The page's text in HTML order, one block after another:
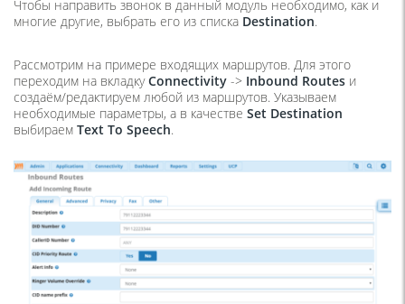
Чтобы направить звонок в данный модуль необходимо, как и
многие другие, выбрать его из списка Destination.
Рассмотрим на примере входящих маршрутов. Для этого
переходим на вкладкуConnectivity -> Inbound Routes и
создаём/редактируем любой из маршрутов. Указываем
необходимые параметры, а в качестве Set Destination
выбираем Text To Speech.